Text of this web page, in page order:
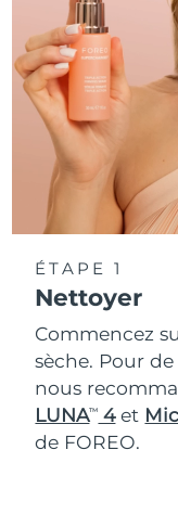
ÉTAPE 1
Nettoyer
Commencez
sèche. Pour
nous
LUNATM 4et
de FOREO.
Ouzbékistan
Viêt Nam